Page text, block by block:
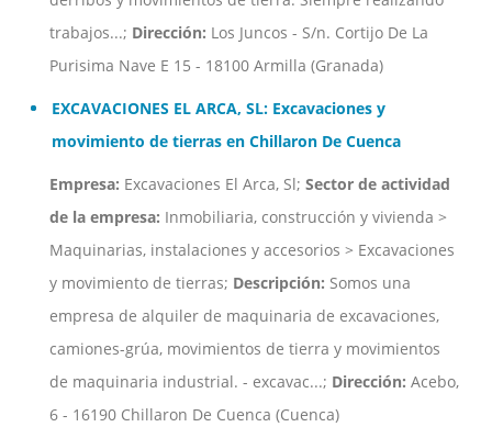
trabajos...; Dirección: Los Juncos - S/n. Cortijo De La
Purisima Nave E 15 - 18100 Armilla (Granada)
EXCAVACIONES EL ARCA, SL: Excavaciones y
movimiento de tierras en Chillaron De Cuenca
Empresa: Excavaciones El Arca, Sl; Sector de actividad
de la empresa: Inmobiliaria, construcción y vivienda >
Maquinarias, instalaciones y accesorios > Excavaciones
y movimiento de tierras; Descripción: Somos una
empresa de alquiler de maquinaria de excavaciones,
camiones-grúa, movimientos de tierra y movimientos
de maquinaria industrial. - excavac...; Dirección: Acebo,
6 - 16190 Chillaron De Cuenca (Cuenca)